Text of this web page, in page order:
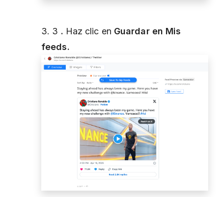
3. 3 . Haz clic en Guardar en Mis
feeds.